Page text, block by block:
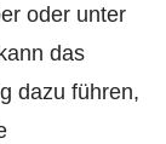
oder unter
das
dazu führen,